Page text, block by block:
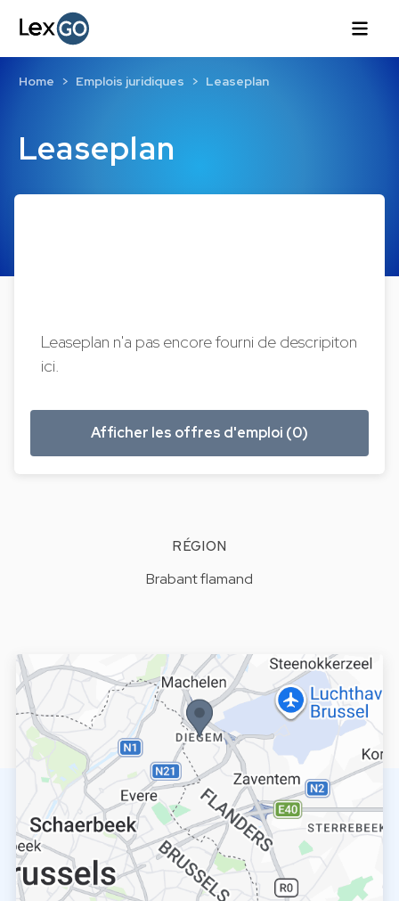
Leaseplan
Home Emplois juridiques Leaseplan
Leaseplan n'a pas encore fourni de descripiton
ici.
Afficher les offres d'emploi (0)
RÉGION
Brabant flamand